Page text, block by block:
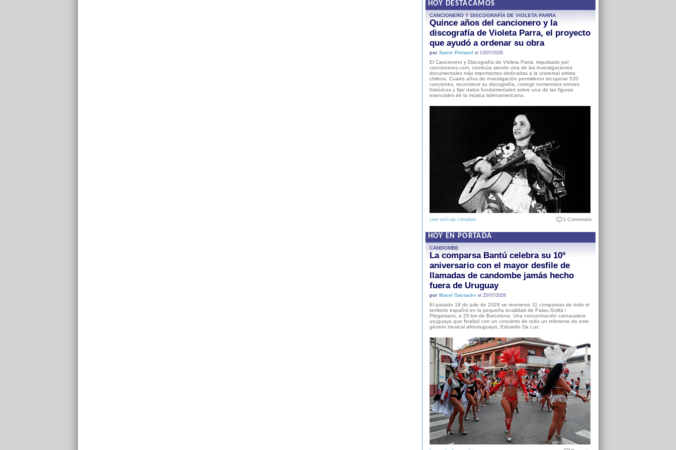
HOY DESTACAMOS
CANCIONERO Y DISCOGRAFÍA DE VIOLETA PARRA
Quince años del cancionero y la
discografía de Violeta Parra, el proyecto
que ayudó a ordenar su obra
por Xavier Pintanel el 13/07/2026
El Cancionero y Discografía de Violeta Parra, impulsado por
cancioneros.com, continúa siendo una de las investigaciones
documentales más importantes dedicadas a la universal artista
chilena. Cuatro años de investigación permitieron recuperar 520
canciones, reconstruir su discografía, corregir numerosos errores
históricos y fijar datos fundamentales sobre una de las figuras
esenciales de la música latinoamericana.
Leer artículo completo 1 Comentario
HOY EN PORTADA
CANDOMBE
La comparsa Bantú celebra su 10º
aniversario con el mayor desfile de
llamadas de candombe jamás hecho
fuera de Uruguay
por Manel Gausachsel 25/07/2026
El pasado 18 de julio de 2026 se reunieron 11 comparsas de todo el
territorio español en la pequeña localidad de Palau-Solità i
Plegamans, a 25 km de Barcelona. Una concentración carnavalera
uruguaya que finalizó con un concierto de todo un referente de este
género musical afrouruguayo, Eduardo Da Luz.